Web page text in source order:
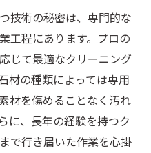
技術の秘密は、専門的な
工程にあります。プロの
じて最適なクリーニング
材の種類によっては専用
材を傷めることなく汚れ
に、長年の経験を持つク
で行き届いた作業を心掛